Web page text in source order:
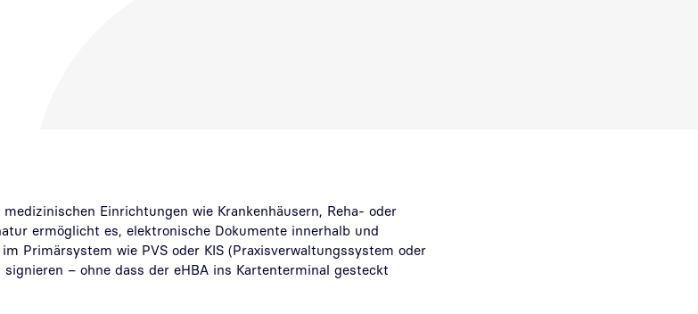
Einrichtungen wie Krankenhäusern, Reha- oder
ermöglicht es, elektronische Dokumente innerhalb und
Primärsystem wie PVS oder KIS (Praxisverwaltungssystem oder
– ohne dass der eHBA ins Kartenterminal gesteckt